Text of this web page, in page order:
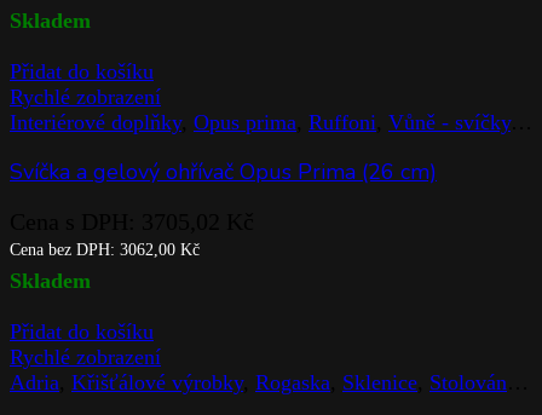
Skladem
Přidat do košíku
Rychlé zobrazení
Interiérové doplňky, Opus prima Ruffoni Vůně - svíčky,
Svíčka a gelový ohřívač Opus Prima (26 cm)
Cena bez DPH: 3062,00 Kč
Skladem
Přidat do košíku
Rychlé zobrazení
Adria Křišťálové výrobky, Rogaska Sklenice Stolováni